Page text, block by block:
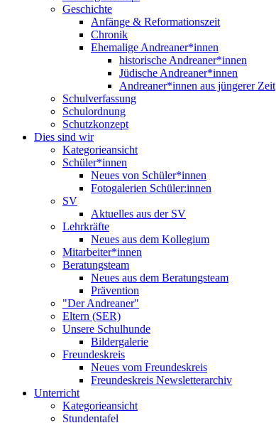
Geschichte
Anfänge & Reformationszeit
Chronik
Ehemalige Andreaner*innen
historische Andreaner*innen
Jüdische Andreaner*innen
Andreaner*innen aus jüngerer Zeit
Schulverfassung
Schulordnung
Schutzkonzept
Dies sind wir
Kategorieansicht
Schüler*innen
Neues von Schüler*innen
Fotogalerien Schüler:innen
SV
Aktuelles aus der SV
Lehrkräfte
Neues aus dem Kollegium
Mitarbeiter*innen
Beratungsteam
Neues aus dem Beratungsteam
Prävention
"Der Andreaner"
Eltern (SER)
Unsere Schulhunde
Bildergalerie
Freundeskreis
Neues vom Freundeskreis
Freundeskreis Newsletterarchiv
Unterricht
Kategorieansicht
Stundentafel